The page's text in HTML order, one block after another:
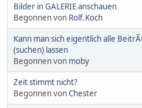
Bilder in GALERIE anschauen
Begonnen von Rolf.Koch
Kann man sich eigentlich alle
(suchen) lassen
Begonnen von moby
Zeit stimmt nicht?
Begonnen vonChester